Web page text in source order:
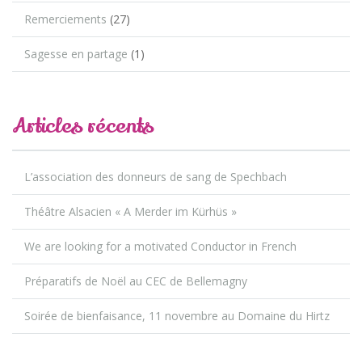
Remerciements (27)
Sagesse en partage (1)
Articles récents
L’association des donneurs de sang de Spechbach
Théâtre Alsacien « A Merder im Kürhüs »
We are looking for a motivated Conductor in French
Préparatifs de Noël au CEC de Bellemagny
Soirée de bienfaisance, 11 novembre au Domaine du Hirtz